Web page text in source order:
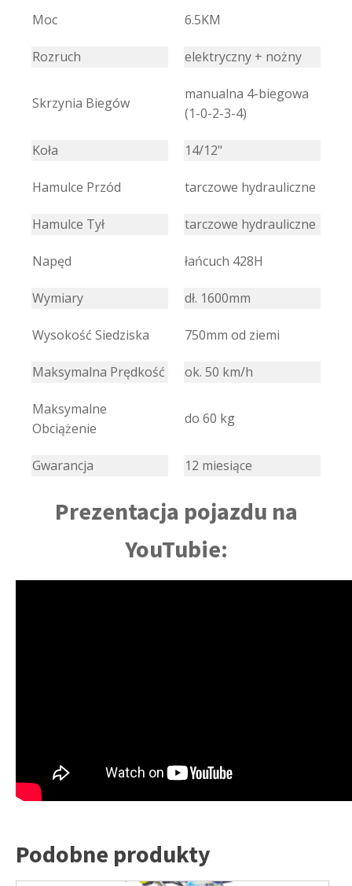
Moc 6.5KM
Rozruch elektryczny + nożny
Skrzynia Biegów
manualna 4-biegowa
(1-0-2-3-4)
Koła 14/12"
Hamulce Przód tarczowe hydrauliczne
Hamulce Tył tarczowe hydrauliczne
Napęd łańcuch 428H
Wymiary dł. 1600mm
Wysokość Siedziska 750mm od ziemi
Maksymalna Prędkość ok. 50 km/h
Maksymalne
Obciążenie
do 60 kg
Gwarancja 12 miesiące
Prezentacja pojazdu na
YouTubie:
Podobne produkty